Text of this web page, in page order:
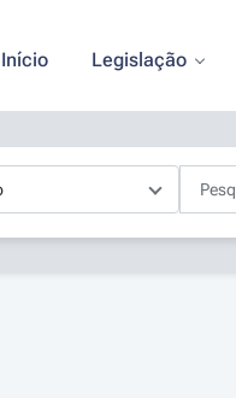
Início Legislação